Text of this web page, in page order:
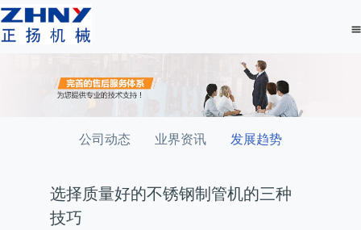
公司动态 业界资讯 发展趋势
选择质量好的不锈钢制管机的三种
技巧